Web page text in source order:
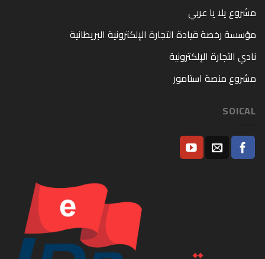
مشروع يلا يا عربي
مؤسسة رخصة قيادة التجارة الإلكترونية البريطانية
نادي التجارة الإلكترونية
مشروع منصة استامور
SOICAL